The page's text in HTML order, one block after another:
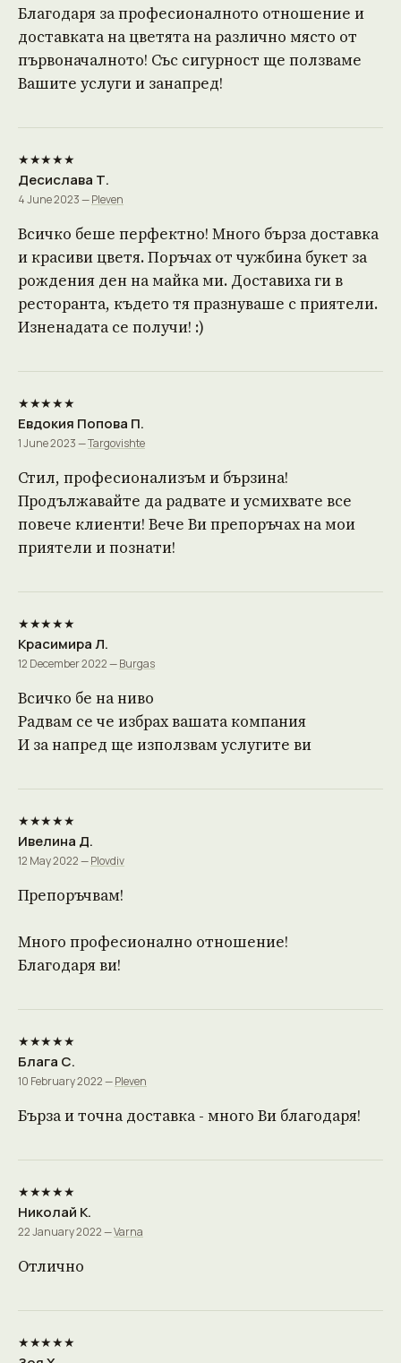
Благодаря за професионалното отношение и
доставката на цветята на различно място от
първоначалното! Със сигурност ще ползваме
Вашите услуги и занапред!
★★★★★
Десислава Т.
4 June 2023 —Pleven
Всичко беше перфектно! Много бърза доставка
и красиви цветя. Поръчах от чужбина букет за
рождения ден на майка ми. Доставиха ги в
ресторанта, където тя празнуваше с приятели.
Изненадата се получи! :)
★★★★★
Евдокия Попова П.
1 June 2023 —Targovishte
Стил, професионализъм и бързина!
Продължавайте да радвате и усмихвате все
повече клиенти! Вече Ви препоръчах на мои
приятели и познати!
★★★★★
Красимира Л.
12 December 2022 —Burgas
Всичко бе на ниво
Радвам се че избрах вашата компания
И за напред ще използвам услугите ви
★★★★★
Ивелина Д.
12 May 2022 —Plovdiv
Препоръчвам!
Много професионално отношение!
Благодаря ви!
★★★★★
Блага С.
10 February 2022 —Pleven
Бърза и точна доставка - много Ви благодаря!
★★★★★
Николай К.
22 January 2022 —Varna
Отлично
★★★★★